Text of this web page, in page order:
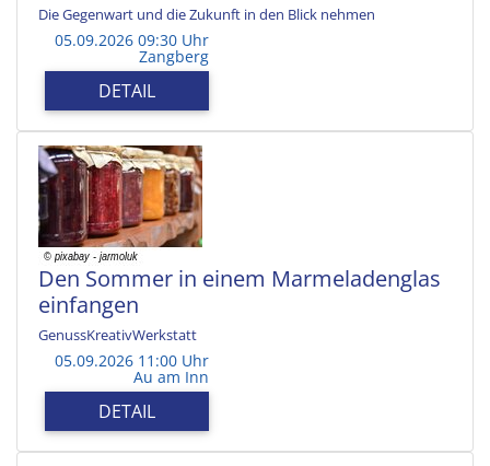
Die Gegenwart und die Zukunft in den Blick nehmen
05.09.2026 09:30 Uhr
Zangberg
DETAIL
Den Sommer in einem Marmeladenglas
einfangen
GenussKreativWerkstatt
05.09.2026 11:00 Uhr
Au am Inn
DETAIL